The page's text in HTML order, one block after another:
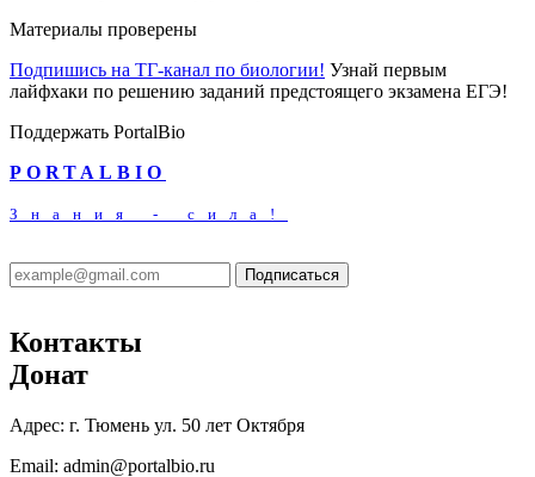
Материалы проверены
Подпишись на ТГ-канал по биологии! Узнай первым
лайфхаки по решению заданий предстоящего экзамена ЕГЭ!
Поддержать PortalBio
PORTALBIO
Знания - сила!
Подписаться
Контакты
Донат
Адрес: г. Тюмень ул. 50 лет Октября
Email: admin@portalbio.ru